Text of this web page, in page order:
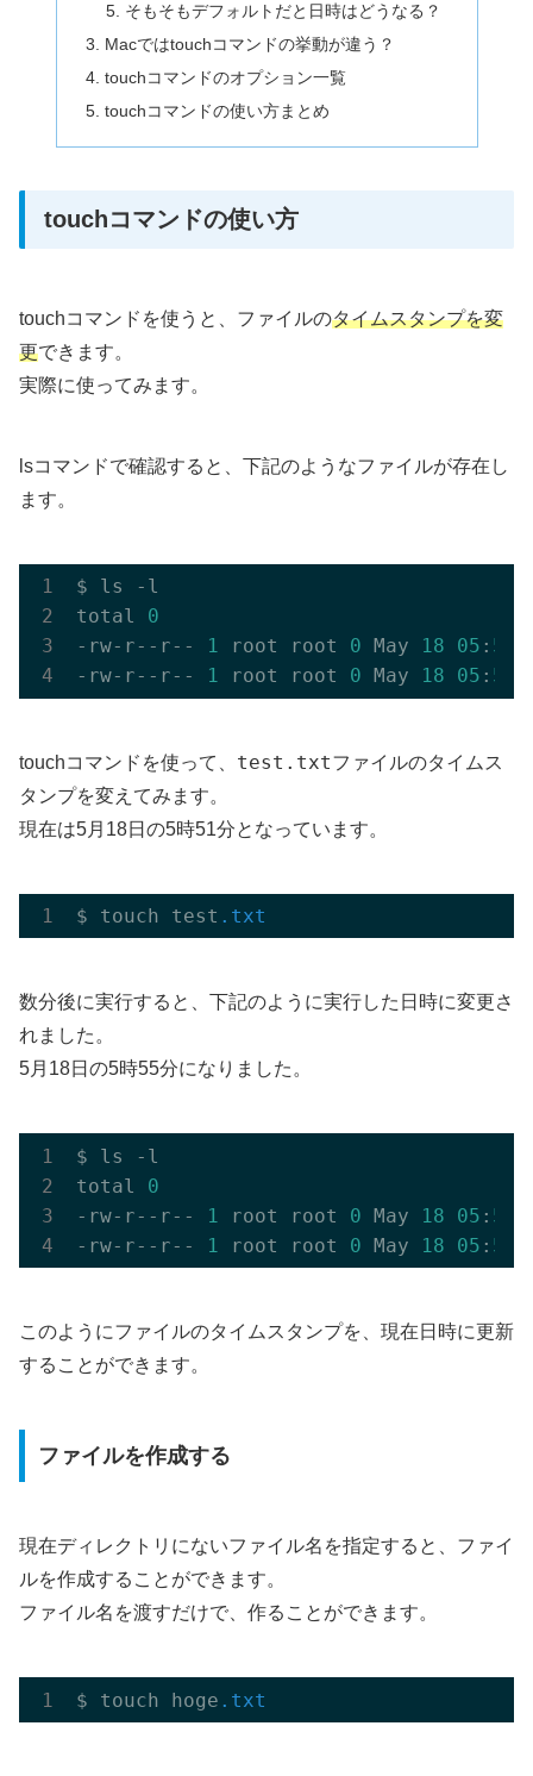
そもそもデフォルトだと日時はどうなる？
Macではtouchコマンドの挙動が違う？
touchコマンドのオプション一覧
touchコマンドの使い方まとめ
touchコマンドの使い方
touchコマンドを使うと、ファイルのタイムスタンプを変
更できます。
実際に使ってみます。
lsコマンドで確認すると、下記のようなファイルが存在し
ます。
$ ls -l
total 0
-rw-r--r--
1 root root 0 May 18 05 : 51
-rw-r--r--
1 root root 0 May 18 05 : 51
touchコマンドを使って、 test.txtファイルのタイムス
タンプを変えてみます。
現在は5月18日の5時51分となっています。
$ touch test .txt
数分後に実行すると、下記のように実行した日時に変更さ
れました。
5月18日の5時55分になりました。
$ ls -l
total 0
-rw-r--r--
1 root root 0 May 18 05 : 51
-rw-r--r--
1 root root 0 May 18 05 : 55
このようにファイルのタイムスタンプを、現在日時に更新
することができます。
ファイルを作成する
現在ディレクトリにないファイル名を指定すると、ファイ
ルを作成することができます。
ファイル名を渡すだけで、作ることができます。
$ touch hoge .txt